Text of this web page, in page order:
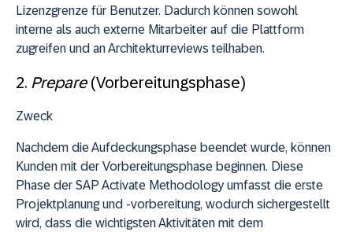
Lizenzgrenze für Benutzer. Dadurch können sowohl
interne als auch externe Mitarbeiter auf die Plattform
zugreifen und an Architekturreviews teilhaben.
2. Prepare(Vorbereitungsphase)
Zweck
Nachdem die Aufdeckungsphase beendet wurde, können
Kunden mit der Vorbereitungsphase beginnen. Diese
Phase der SAP Activate Methodology umfasst die erste
Projektplanung und -vorbereitung, wodurch sichergestellt
wird, dass die wichtigsten Aktivitäten mit dem